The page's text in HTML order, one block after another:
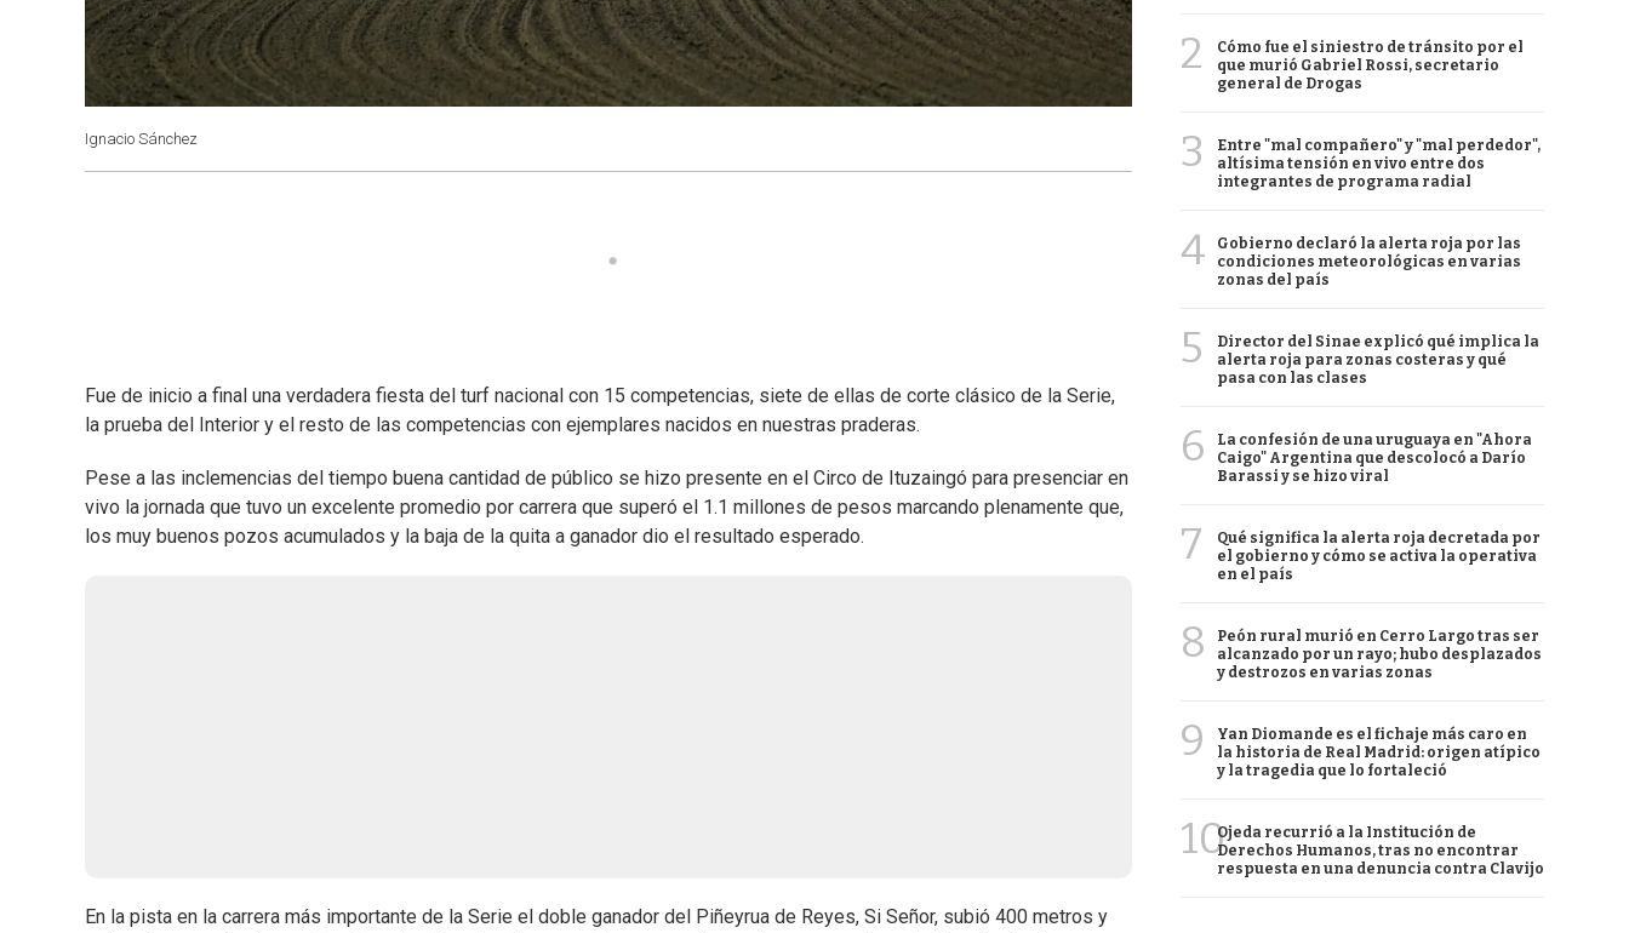
Ignacio Sánchez
Fue de inicio a final una verdadera fiesta del turf nacional con 15 competencias, siete de ellas de corte clásico de la Serie,
la prueba del Interior y el resto de las competencias con ejemplares nacidos en nuestras praderas.
Pese a las inclemencias del tiempo buena cantidad de público se hizo presente en el Circo de Ituzaingó para presenciar en
vivo la jornada que tuvo un excelente promedio por carrera que superó el 1.1 millones de pesos marcando plenamente que,
los muy buenos pozos acumulados y la baja de la quita a ganador dio el resultado esperado.
En la pista en la carrera más importante de la Serie el doble ganador del Piñeyrua de Reyes, Si Señor, subió 400 metros y
2
Cómo fue el siniestro de tránsito por el
que murió Gabriel Rossi, secretario
general de Drogas
3
Entre "mal compañero" y "mal perdedor",
altísima tensión en vivo entre dos
integrantes de programa radial
4
Gobierno declaró la alerta roja por las
condiciones meteorológicas en varias
zonas del país
5
Director del Sinae explicó qué implica la
alerta roja para zonas costeras y qué
pasa con las clases
6
La confesión de una uruguaya en "Ahora
Caigo" Argentina que descolocó a Darío
Barassi y se hizo viral
7
Qué significa la alerta roja decretada por
el gobierno y cómo se activa la operativa
en el país
8
Peón rural murió en Cerro Largo tras ser
alcanzado por un rayo; hubo desplazados
y destrozos en varias zonas
9
Yan Diomande es el fichaje más caro en
la historia de Real Madrid: origen atípico
y la tragedia que lo fortaleció
10Ojeda recurrió a la Institución de
Derechos Humanos, tras no encontrar
respuesta en una denuncia contra Clavijo